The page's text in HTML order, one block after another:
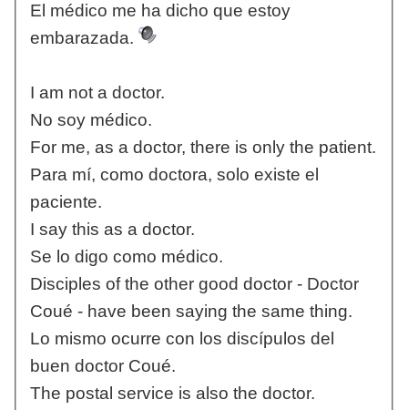
El médico me ha dicho que estoy
embarazada.
I am not a doctor.
No soy médico.
For me, as a doctor, there is only the patient.
Para mí, como doctora, solo existe el
paciente.
I say this as a doctor.
Se lo digo como médico.
Disciples of the other good doctor - Doctor
Coué - have been saying the same thing.
Lo mismo ocurre con los discípulos del
buen doctor Coué.
The postal service is also the doctor.